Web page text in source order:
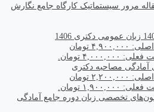
کارگاه جامع نگارش
زبان عمومی دکتری 1406
قیمت اصلی: ۴,۹۰۰,۰۰۰ تومان
۴,۰۰۰,۰۰۰ تومان.
آمادگی مصاحبه دکتری
قیمت اصلی: ۲,۲۰۰,۰۰۰ تومان
۱,۹۰۰,۰۰۰ تومان.
دوره جامع آمادگی